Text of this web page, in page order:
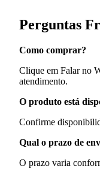
Perguntas
Como comprar?
Clique em Falar no
atendimento.
O produto está
Confirme
Qual o prazo de
O prazo varia